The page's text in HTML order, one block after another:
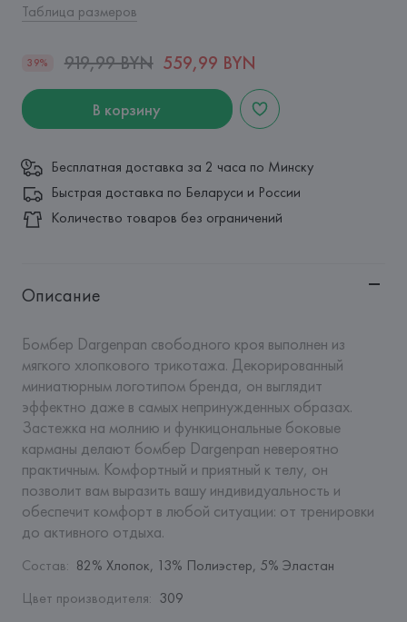
Таблица размеров
39% 919,99 BYN 559,99 BYN
В корзину
Бесплатная доставка за 2 часа по Минску
Быстрая доставка по Беларуси и России
Количество товаров без ограничений
Описание
Бомбер Dargenpan свободного кроя выполнен из
мягкого хлопкового трикотажа. Декорированный
миниатюрным логотипом бренда, он выглядит
эффектно даже в самых непринужденных образах.
Застежка на молнию и функицональные боковые
карманы делают бомбер Dargenpan невероятно
практичным. Комфортный и приятный к телу, он
позволит вам выразить вашу индивидуальность и
обеспечит комфорт в любой ситуации: от тренировки
до активного отдыха.
Состав: 82% Хлопок, 13% Полиэстер, 5% Эластан
Цвет производителя: 309